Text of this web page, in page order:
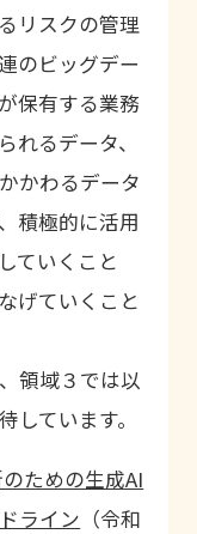
リスクの管理
のビッグデー
保有する業務
れるデータ、
かわるデータ
積極的に活用
ていくこと
げていくこと
領域３では以
しています。
ための生成AI
ライン （令和